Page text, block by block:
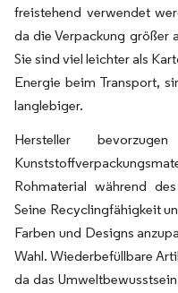
freistehend verwendet
da die Verpackung größer
Sie sind viel leichter als
Energie beim Transport,
langlebiger.
Hersteller
Rohmaterial während
Seine Recyclingfähigkeit
Farben und Designs
Wahl. Wiederbefüllbare
da das